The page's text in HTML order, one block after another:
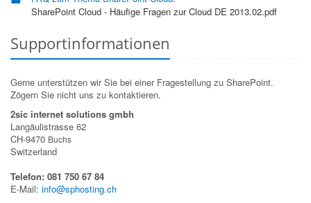
SharePoint Cloud - Häufige Fragen zur Cloud DE 2013.02.pdf
Supportinformationen
Gerne unterstützen wir Sie bei einer Fragestellung zu SharePoint.
Zögern Sie nicht uns zu kontaktieren.
2sic internet solutions gmbh
Langäulistrasse 62
CH-9470 Buchs
Switzerland
Telefon: 081 750 67 84
E-Mail: info@sphosting.ch